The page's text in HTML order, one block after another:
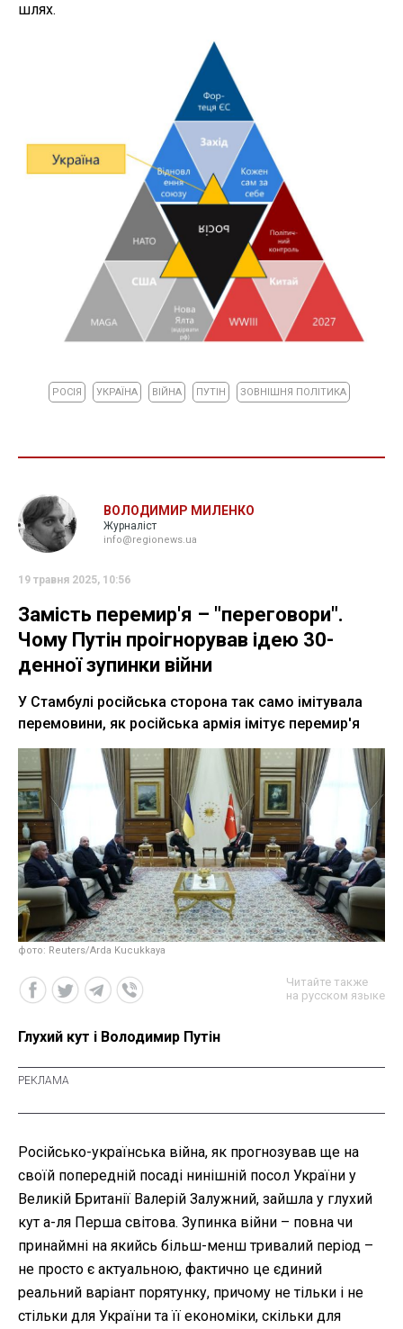
шлях.
РОСІЯ УКРАЇНА ВІЙНА ПУТІН ЗОВНІШНЯ ПОЛІТИКА
ВОЛОДИМИР МИЛЕНКО
Журналіст
info@regionews.ua
19 травня 2025, 10:56
Замість перемир'я – "переговори".
Чому Путін проігнорував ідею 30-
денної зупинки війни
У Стамбулі російська сторона так само імітувала
перемовини, як російська армія імітує перемир'я
фото: Reuters/Arda Kucukkaya
Читайте также
на русском языке
Глухий кут і Володимир Путін
Російсько-українська війна, як прогнозував ще на
своїй попередній посаді нинішній посол України у
Великій Британії Валерій Залужний, зайшла у глухий
кут а-ля Перша світова. Зупинка війни – повна чи
принаймні на якийсь більш-менш тривалий період –
не просто є актуальною, фактично це єдиний
реальний варіант порятунку, причому не тільки і не
стільки для України та її економіки, скільки для